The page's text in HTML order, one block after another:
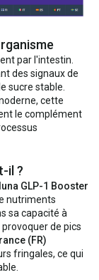
par l'intestin.
des signaux de
sucre stable.
cette
le complément
il ?
GLP-1 Booster
nutriments
sa capacité à
de pics
(FR)
fringales, ce qui